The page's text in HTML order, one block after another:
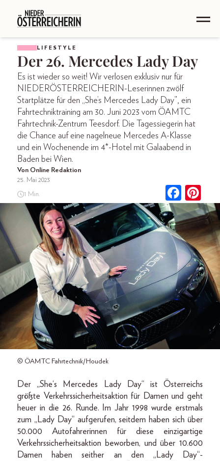
LIFESTYLE
Der 26. Mercedes Lady Day
Es ist wieder so weit! Wir verlosen exklusiv nur für
NIEDERÖSTERREICHERIN-Leserinnen zwölf
Startplätze für den „She’s Mercedes Lady Day”, ein
Fahrtechniktraining am 30. Juni 2023 vom ÖAMTC
Fahrtechnik-Zentrum Teesdorf. Die Tagessiegerin hat
die Chance auf eine nagelneue Mercedes A-Klasse
und ein Wochenende im 4*-Hotel mit Galaabend in
Baden bei Wien.
Von Online Redaktion
25. Mai 2023
1 Min.
© ÖAMTC Fahrtechnik/Houdek
Der „She‘s Mercedes Lady Day“ ist Österreichs
größte Verkehrssicherheitsaktion für Damen und geht
heuer in die 26. Runde. Im Jahr 1998 wurde erstmals
zum „Lady Day“ aufgerufen, seitdem haben sich über
50.000 Autofahrerinnen für diese einzigartige
Verkehrssicherheitsaktion beworben, und über 10.600
Damen haben seither an den „Lady Day“-